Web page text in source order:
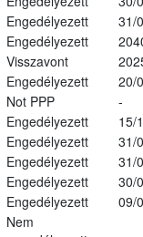
Engedélyezett
31/
Engedélyezett
Visszavont
Engedélyezett
20/
Not PPP
-
Engedélyezett
15/
Engedélyezett
31/
Engedélyezett
31/
Engedélyezett
30/
Engedélyezett
09/
Nem